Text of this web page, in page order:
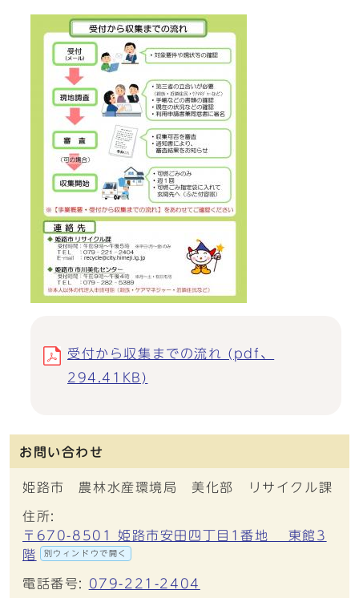
受付から収集までの流れ (pdf、
294.41KB)
お問い合わせ
姫路市 農林水産環境局 美化部 リサイクル課
住所:
〒670-8501 姫路市安田四丁目1番地 東館3
階
別ウィンドウで開く
電話番号: 079-221-2404